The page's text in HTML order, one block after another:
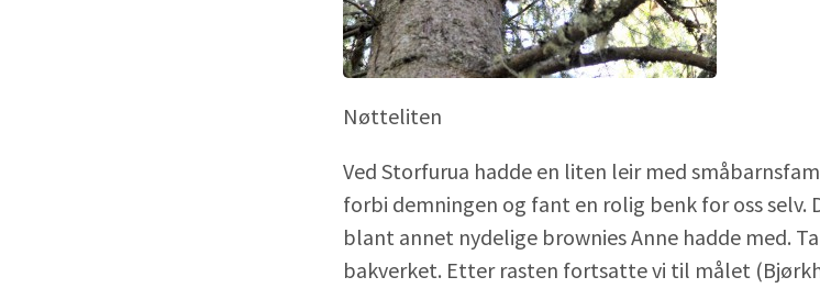
Nøtteliten
Ved Storfurua hadde en liten leir med
forbi demningen og fant en rolig benk for oss
blant annet nydelige brownies Anne hadde med.
bakverket. Etter rasten fortsatte vi til målet